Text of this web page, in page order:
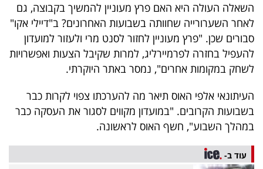
פעולה
דרושים
ניוזלטרים
מייל
אדום
השאלה העולה היא האם פרץ מעוניין להמשיך בקבוצה, גם
לאחר השערורייה שחוותה בשבועות האחרונים? ב"דיילי אקו"
סבורים שכן. "פרץ מעוניין לחזור לסנט מרי ולעזור למועדון
להעפיל בחזרה לפרמיירליג, למרות שקיבל הצעות ואפשרויות
לשחק במקומות אחרים", נמסר באתר היוקרתי.
העיתונאי אלפי האוס תיאר מה להערכתו צפוי לקרות כבר
בשבועות הקרובים. "במועדון מקווים לסגור את העסקה כבר
במהלך השבוע", חשף האוס לראשונה.
עוד ב-